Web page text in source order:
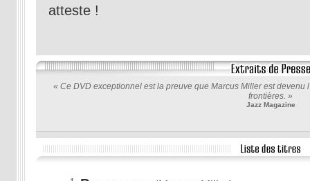
atteste !
« Ce DVD exceptionnel est la preuve que Marcus Miller est devenu
frontières. »
Jazz Magazine